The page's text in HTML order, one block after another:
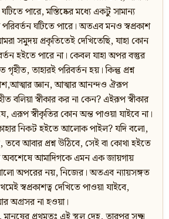
পারে, মস্তিষ্কের মধ্যে একটু সামান্য
ঘটিতে পারে। অতএব মনও স্বপ্রকাশ
সমুদয় প্রকৃতিতেই দেখিতেছি, যাহা কোন
হইতে পারে না। কেবল যাহা অপর বস্তুর
গৃহীত, তাহারই পরিবর্তন হয়। কিন্তু প্রশ্ন
জ্ঞান, আত্মার আনন্দও ঐরূপ
বলিয়া স্বীকার কর না কেন? এইরূপ স্বীকার
এরূপ স্বীকৃতির কোন অন্ত পাওয়া যাইবে না।
নিকট হইতে আলোক পাইল? যদি বলো,
আবার প্রশ্ন উঠিবে, সেই বা কোথা হইতে
আমাদিগকে এমন এক জায়গায়
অপরের নয়, নিজের। অতএব ন্যায়সঙ্গত
স্বপ্রকাশত্ব দেখিতে পাওয়া যাইবে,
অগ্রসর না হওয়া।